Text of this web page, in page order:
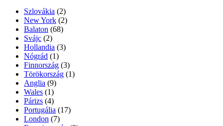
Szlovákia (2)
New York (2)
Balaton (68)
Svájc (2)
Hollandia (3)
Nógrád (1)
Finnország (3)
Törökország (1)
Anglia (9)
Wales (1)
Párizs (4)
Portugália (17)
London (7)